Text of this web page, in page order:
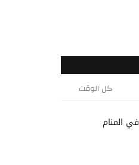
كل الوقت
المنام